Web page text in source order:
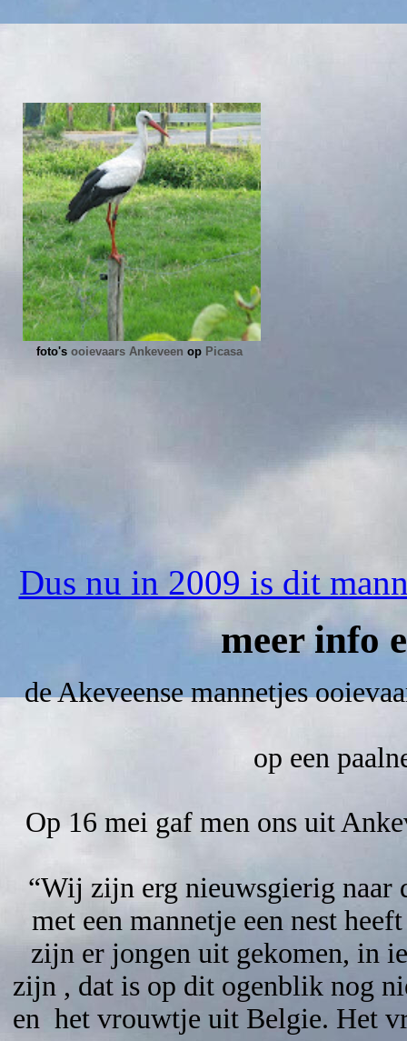
foto's ooievaars Ankeveen op Picasa
Dus nu in 2009 is dit
meer info
de Akeveense mannetjes
op een
Op 16 mei gaf men ons uit
“Wij zijn erg nieuwsgierig naar
met een mannetje een nest
zijn er jongen uit gekomen, in
zijn , dat is op dit ogenblik nog
en het vrouwtje uit Belgie. Het